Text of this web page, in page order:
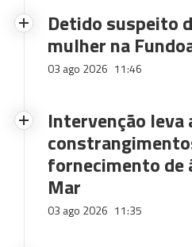
Detido suspeito
mulher na
03 ago 2026 11:46
Intervenção leva
fornecimento de
Mar
03 ago 2026 11:35